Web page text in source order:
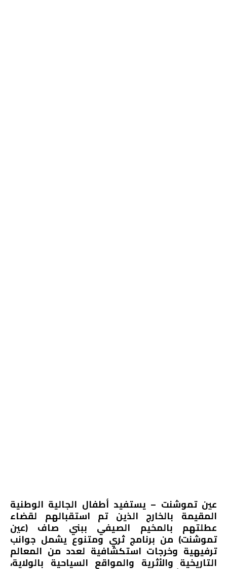
عين تموشنت – يستفيد أطفال الجالية الوطنية
المقيمة بالخارج الذين تم استقبالهم لقضاء
عطلتهم بالمخيم الصيفي ببني صاف (عين
تموشنت) من برنامج ثري ومتنوع يشمل جوانب
ترفيهية وخرجات استكشافية لعدد من المعالم
التاريخية والأثرية والمواقع السياحية بالولاية،